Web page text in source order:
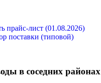
прайс-лист (01.08.2026)
поставки (типовой)
в соседних районах